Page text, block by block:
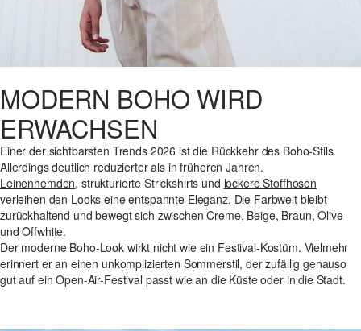
MODERN BOHO WIRD
ERWACHSEN
Einer der sichtbarsten Trends 2026 ist die Rückkehr des Boho-Stils.
Allerdings deutlich reduzierter als in früheren Jahren.
Leinenhemden, strukturierte Strickshirts und lockere Stoffhosen
verleihen den Looks eine entspannte Eleganz. Die Farbwelt bleibt
zurückhaltend und bewegt sich zwischen Creme, Beige, Braun, Olive
und Offwhite.
Der moderne Boho-Look wirkt nicht wie ein Festival-Kostüm. Vielmehr
erinnert er an einen unkomplizierten Sommerstil, der zufällig genauso
gut auf ein Open-Air-Festival passt wie an die Küste oder in die Stadt.